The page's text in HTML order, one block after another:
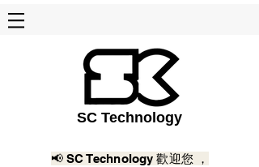
SC Technology
📢 SC Technology 歡迎您 ，